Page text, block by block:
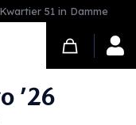
Kwartier 51 in Damme
’26